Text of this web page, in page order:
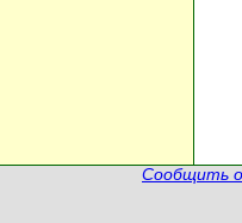
Сообщить о